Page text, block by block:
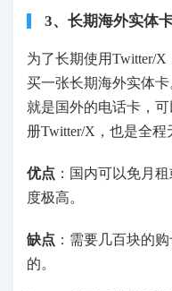
3、长期海外实体
为了长期使用Twitter/
买一张长期海外实体
就是国外的电话卡，
册Twitter/X，也是全程
优点 ：国内可以免月
度极高。
缺点 ：需要几百块的
的。